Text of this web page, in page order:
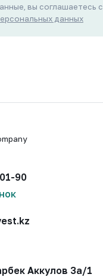
вы соглашаетесь с
данных
90
Аккулов 3а/1